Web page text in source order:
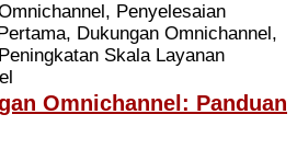
Omnichannel: Panduan